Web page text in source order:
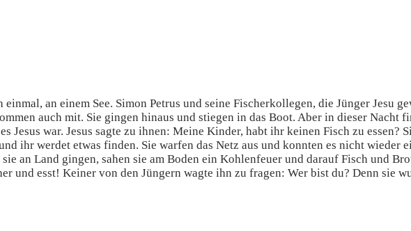
einmal, an einem See. Simon Petrus und seine Fischerkollegen, die Jünger Jesu
auch mit. Sie gingen hinaus und stiegen in das Boot. Aber in dieser Nacht
Jesus war. Jesus sagte zu ihnen: Meine Kinder, habt ihr keinen Fisch zu
ihr werdet etwas finden. Sie warfen das Netz aus und konnten es nicht wieder
an Land gingen, sahen sie am Boden ein Kohlenfeuer und darauf Fisch und
und esst! Keiner von den Jüngern wagte ihn zu fragen: Wer bist du? Denn sie